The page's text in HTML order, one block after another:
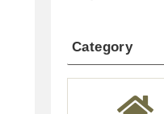
Category